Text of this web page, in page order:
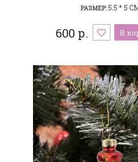
РАЗМЕР:5.5 * 5
600 р. В